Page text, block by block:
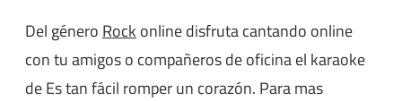
Del género Rock online disfruta cantando online
con tu amigos o compañeros de oficina el karaoke
de Es tan fácil romper un corazón. Para mas